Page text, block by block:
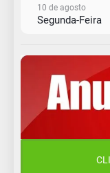
10 de agosto
Segunda-Feira
Terça-Feira
12 de agosto
Quarta-Feira
Quinta-Feira